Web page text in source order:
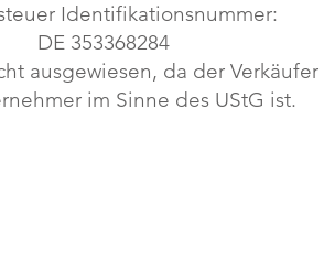
Identifikationsnummer:
DE 353368284
ausgewiesen, da der Verkäufer
im Sinne des UStG ist.